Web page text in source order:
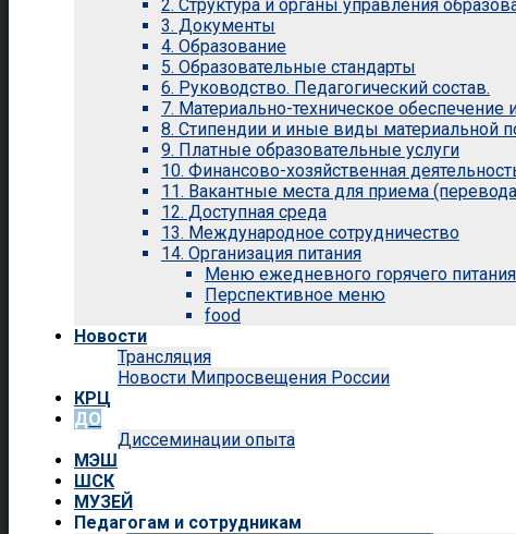
2. Структура и органы управления
3. Документы
4. Образование
5. Образовательные стандарты
6. Руководство. Педагогический состав.
7. Материально-техническое обеспечение
8. Стипендии и иные виды материальной
9. Платные образовательные услуги
10. Финансово-хозяйственная
11. Вакантные места для приема
12. Доступная среда
13. Международное сотрудничество
14. Организация питания
Меню ежедневного горячего
Перспективное меню
food
Новости
Трансляция
Новости Мипросвещения России
КРЦ
ДО
Диссеминации опыта
МЭШ
ШСК
МУЗЕЙ
Педагогам и сотрудникам